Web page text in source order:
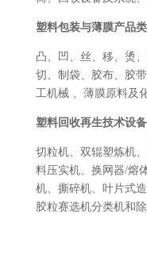
塑料包装与薄膜产品类
凸、凹、丝、移、烫
切、制袋、胶布、胶
工机械 、薄膜原料及
塑料回收再生技术设
切粒机、双辊塑炼机
料压实机、换网器/熔
机、撕碎机、叶片式
胶粒赛选机分类机和